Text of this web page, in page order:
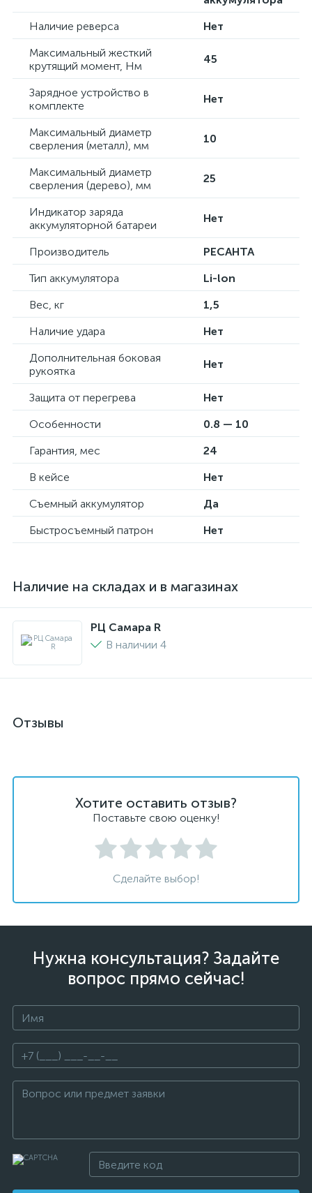
Наличие реверса
Нет
Максимальный жесткий
крутящий момент, Нм
45
Зарядное устройство в
комплекте
Нет
Максимальный диаметр
сверления (металл), мм
10
Максимальный диаметр
сверления (дерево), мм
25
Индикатор заряда
аккумуляторной батареи
Нет
Производитель
РЕСАНТА
Тип аккумулятора
Li-lon
Вес, кг
1,5
Наличие удара
Нет
Дополнительная боковая
рукоятка
Нет
Защита от перегрева
Нет
Особенности
0.8 — 10
Гарантия, мес
24
В кейсе
Нет
Съемный аккумулятор
Да
Быстросъемный патрон
Нет
Наличие на складах и в магазинах
РЦ Самара R
В наличии 4
Отзывы
Хотите оставить отзыв?
Поставьте свою оценку!
Сделайте выбор!
Нужна консультация? Задайте
вопрос прямо сейчас!